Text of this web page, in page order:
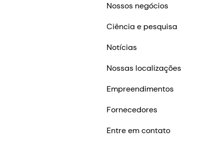
Nossos negócios
Ciência e pesquisa
Notícias
Nossas localizações
Empreendimentos
Fornecedores
Entre em contato